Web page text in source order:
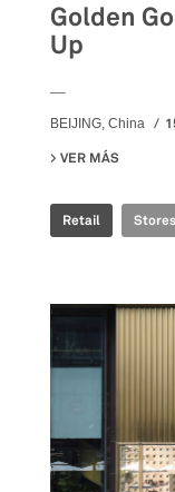
Golden
Up
BEIJING, China
VER MÁS
Retail Stores